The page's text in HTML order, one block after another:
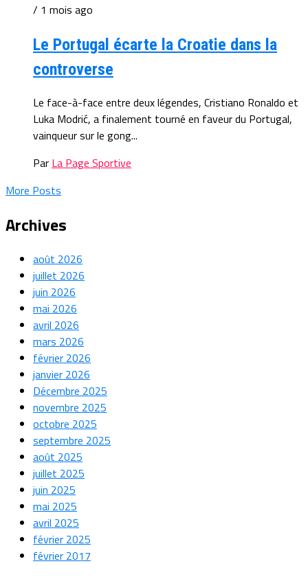
/ 1 mois ago
Le Portugal écarte la Croatie dans la
controverse
Le face-à-face entre deux légendes, Cristiano Ronaldo et
Luka Modrić, a finalement tourné en faveur du Portugal,
vainqueur sur le gong...
Par La Page Sportive
More Posts
Archives
août 2026
juillet 2026
juin 2026
mai 2026
avril 2026
mars 2026
février 2026
janvier 2026
Décembre 2025
novembre 2025
octobre 2025
septembre 2025
août 2025
juillet 2025
juin 2025
mai 2025
avril 2025
février 2025
février 2017